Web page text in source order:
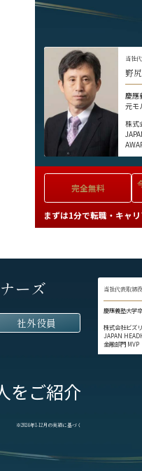
当社
野
慶應
元モ
株式
完全無料
まずは1分で転職・キャ
ーズ
社外役員
をご紹介
※2024年1-12月の実績に基づく
当社代表取締役
慶應義塾大学
株式会社ビズ
JAPAN
金融部門 MVP